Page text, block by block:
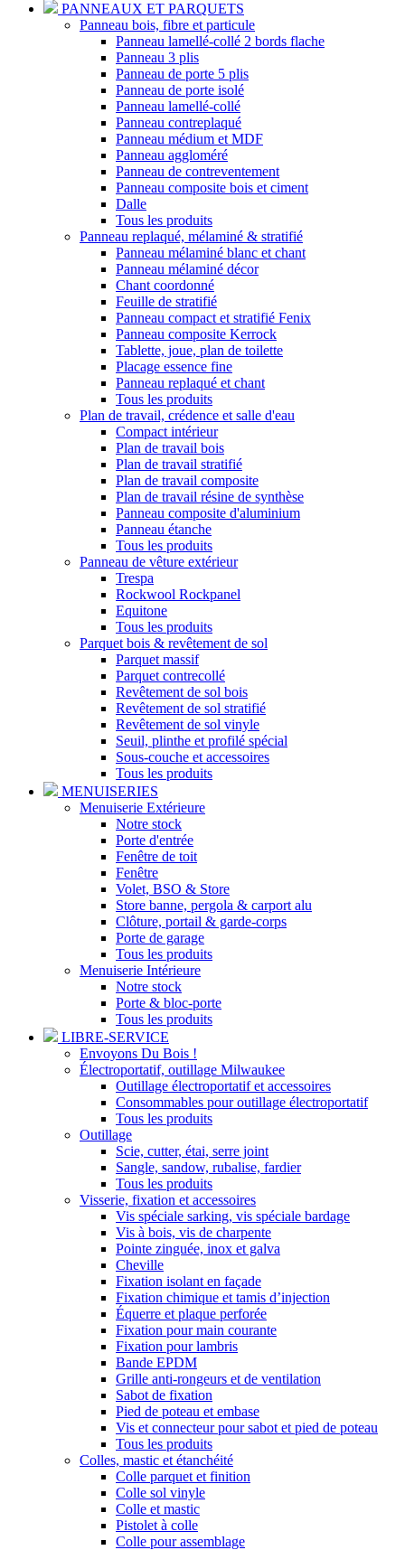
PANNEAUX ET PARQUETS
Panneau bois, fibre et particule
Panneau lamellé-collé 2 bords flache
Panneau 3 plis
Panneau de porte 5 plis
Panneau de porte isolé
Panneau lamellé-collé
Panneau contreplaqué
Panneau médium et MDF
Panneau aggloméré
Panneau de contreventement
Panneau composite bois et ciment
Dalle
Tous les produits
Panneau replaqué, mélaminé & stratifié
Panneau mélaminé blanc et chant
Panneau mélaminé décor
Chant coordonné
Feuille de stratifié
Panneau compact et stratifié Fenix
Panneau composite Kerrock
Tablette, joue, plan de toilette
Placage essence fine
Panneau replaqué et chant
Tous les produits
Plan de travail, crédence et salle d'eau
Compact intérieur
Plan de travail bois
Plan de travail stratifié
Plan de travail composite
Plan de travail résine de synthèse
Panneau composite d'aluminium
Panneau étanche
Tous les produits
Panneau de vêture extérieur
Trespa
Rockwool Rockpanel
Equitone
Tous les produits
Parquet bois & revêtement de sol
Parquet massif
Parquet contrecollé
Revêtement de sol bois
Revêtement de sol stratifié
Revêtement de sol vinyle
Seuil, plinthe et profilé spécial
Sous-couche et accessoires
Tous les produits
MENUISERIES
Menuiserie Extérieure
Notre stock
Porte d'entrée
Fenêtre de toit
Fenêtre
Volet, BSO & Store
Store banne, pergola & carport alu
Clôture, portail & garde-corps
Porte de garage
Tous les produits
Menuiserie Intérieure
Notre stock
Porte & bloc-porte
Tous les produits
LIBRE-SERVICE
Envoyons Du Bois !
Électroportatif, outillage Milwaukee
Outillage électroportatif et accessoires
Consommables pour outillage électroportatif
Tous les produits
Outillage
Scie, cutter, étai, serre joint
Sangle, sandow, rubalise, fardier
Tous les produits
Visserie, fixation et accessoires
Vis spéciale sarking, vis spéciale bardage
Vis à bois, vis de charpente
Pointe zinguée, inox et galva
Cheville
Fixation isolant en façade
Fixation chimique et tamis d’injection
Équerre et plaque perforée
Fixation pour main courante
Fixation pour lambris
Bande EPDM
Grille anti-rongeurs et de ventilation
Sabot de fixation
Pied de poteau et embase
Vis et connecteur pour sabot et pied de poteau
Tous les produits
Colles, mastic et étanchéité
Colle parquet et finition
Colle sol vinyle
Colle et mastic
Pistolet à colle
Colle pour assemblage